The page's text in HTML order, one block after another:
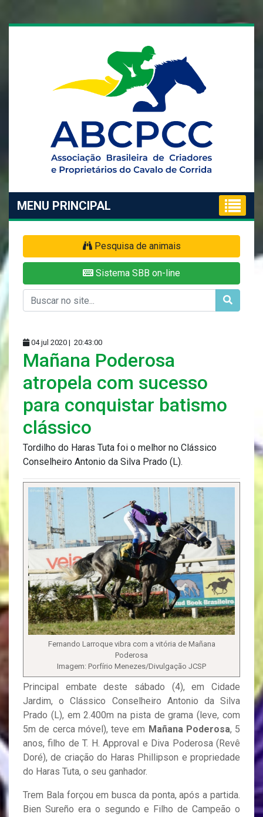
MENU PRINCIPAL
Pesquisa de animais
Sistema SBB on-line
04 jul 2020 | 20:43:00
Mañana Poderosa
atropela com sucesso
para conquistar batismo
clássico
Tordilho do Haras Tuta foi o melhor no Clássico
Conselheiro Antonio da Silva Prado (L).
Fernando Larroque vibra com a vitória de Mañana
Poderosa
Imagem: Porfírio Menezes/Divulgação JCSP
Principal embate deste sábado (4), em Cidade
Jardim, o Clássico Conselheiro Antonio da Silva
Prado (L), em 2.400m na pista de grama (leve, com
5m de cerca móvel), teve em Mañana Poderosa, 5
anos, filho de T. H. Approval e Diva Poderosa (Revê
Doré), de criação do Haras Phillipson e propriedade
do Haras Tuta, o seu ganhador.
Trem Bala forçou em busca da ponta, após a partida.
Bien Sureño era o segundo e Filho de Campeão o